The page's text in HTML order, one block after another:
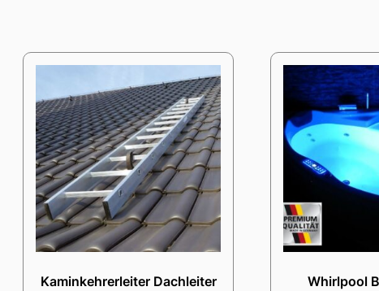
Kaminkehrerleiter Dachleiter
Whirlpool